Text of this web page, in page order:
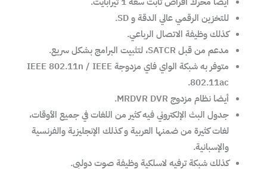
للتخزين الرقمي عالي الدقة و SD.
كذلك وظيفة الاتصال الرباعي.
مدعم من قبل SATCR، لتثبيت البرامج بشكل سريع.
متوفر به شبكة الواي فاي مزدوجة IEEE 802.11n / IEEE
802.11ac.
أيضا نظام مزدوج MRDVR DVR.
جدول البث الإلكتروني فيه كثير من اللغات في جميع الأوقات،
لغات كثيرة من ضمنها العربية و كذلك الإنجليزية والفرنسية
والإسبانية.
كذلك شبكة ترفيه لاسلكية وظيفة صوت دولبي.